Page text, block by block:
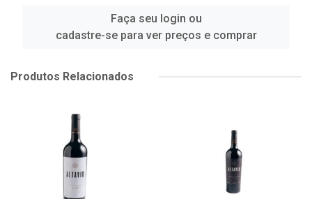
Faça seu login ou
cadastre-se para ver preços e comprar
Produtos Relacionados